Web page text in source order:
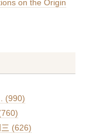
on the Origin
(990)
(626)